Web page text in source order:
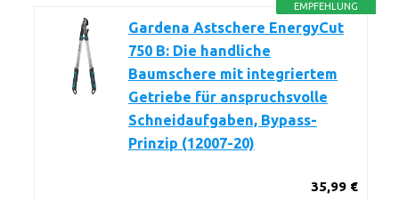
EMPFEHLUNG
Gardena Astschere EnergyCut
750 B: Die handliche
Baumschere mit integriertem
Getriebe für anspruchsvolle
Schneidaufgaben, Bypass-
Prinzip (12007-20)
35,99 €